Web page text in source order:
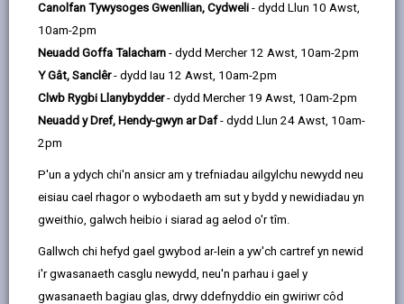
Canolfan Tywysoges Gwenllian, Cydweli - dydd Llun 10 Awst,
10am-2pm
Neuadd Goffa Talacharn - dydd Mercher 12 Awst, 10am-2pm
Y Gât, Sanclêr- dydd Iau 12 Awst, 10am-2pm
Clwb Rygbi Llanybydder- dydd Mercher 19 Awst, 10am-2pm
Neuadd y Dref, Hendy-gwyn ar Daf- dydd Llun 24 Awst, 10am-
2pm
P'un a ydych chi'n ansicr am y trefniadau ailgylchu newydd neu
eisiau cael rhagor o wybodaeth am sut y bydd y newidiadau yn
gweithio, galwch heibio i siarad ag aelod o'r tîm.
Gallwch chi hefyd gael gwybod ar-lein a yw'ch cartref yn newid
i'r gwasanaeth casglu newydd, neu'n parhau i gael y
gwasanaeth bagiau glas, drwy ddefnyddio ein gwiriwr côd
Nifer Derbyn Yr Ysgol – Terfyn Ar
Nifer Y Disgyblion a Dderbynnir
Dalgylchoedd
Derbyn y Tu Allan I'r Grŵp
Blwyddyn Cronolegol Arferol
Addysg yn y Cartref